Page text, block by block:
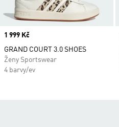
Price
1 999 Kč
GRAND COURT 3.0 SHOES
Ženy Sportswear
4 barvy/ev